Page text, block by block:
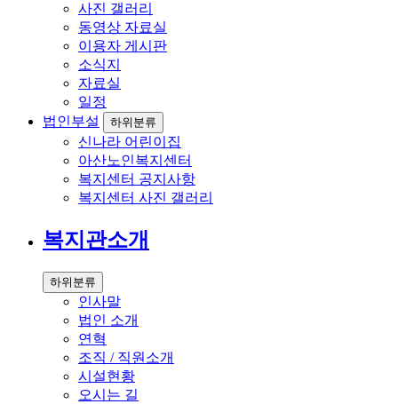
사진 갤러리
동영상 자료실
이용자 게시판
소식지
자료실
일정
법인부설
하위분류
신나라 어린이집
아산노인복지센터
복지센터 공지사항
복지센터 사진 갤러리
복지관소개
하위분류
인사말
법인 소개
연혁
조직 / 직원소개
시설현황
오시는 길